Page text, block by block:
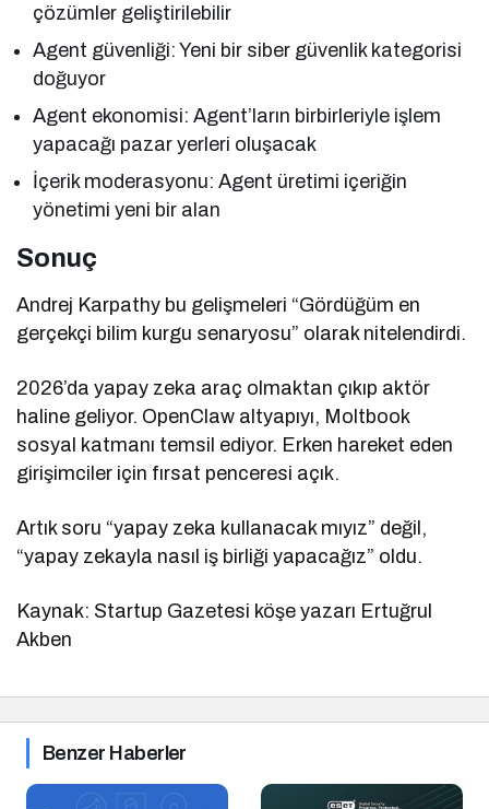
çözümler geliştirilebilir
Agent güvenliği: Yeni bir siber güvenlik kategorisi
doğuyor
Agent ekonomisi: Agent’ların birbirleriyle işlem
yapacağı pazar yerleri oluşacak
İçerik moderasyonu: Agent üretimi içeriğin
yönetimi yeni bir alan
Sonuç
Andrej Karpathy bu gelişmeleri “Gördüğüm en
gerçekçi bilim kurgu senaryosu” olarak nitelendirdi.
2026’da yapay zeka araç olmaktan çıkıp aktör
haline geliyor. OpenClaw altyapıyı, Moltbook
sosyal katmanı temsil ediyor. Erken hareket eden
girişimciler için fırsat penceresi açık.
Artık soru “yapay zeka kullanacak mıyız” değil,
“yapay zekayla nasıl iş birliği yapacağız” oldu.
Kaynak: Startup Gazetesi köşe yazarı Ertuğrul
Akben
Benzer Haberler